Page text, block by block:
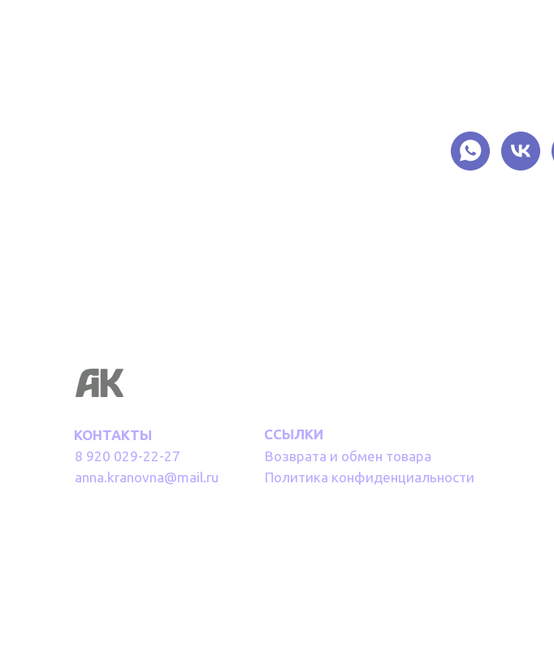
КОНТАКТЫ
8 920 029-22-27
anna.kranovna@mail.ru
ССЫЛКИ
Возврата и обмен товара
Политика конфиденциальности